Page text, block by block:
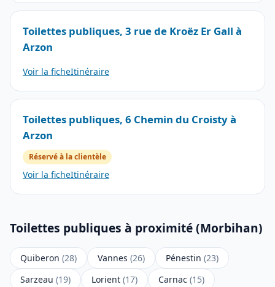
Toilettes publiques, 3 rue de Kroëz Er Gall à
Arzon
Voir la ficheItinéraire
Toilettes publiques, 6 Chemin du Croisty à
Arzon
Réservé à la clientèle
Voir la ficheItinéraire
Toilettes publiques à proximité (Morbihan)
Quiberon (28) Vannes (26) Pénestin (23)
Sarzeau (19) Lorient (17) Carnac (15)